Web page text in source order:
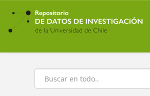
Ir
contenido
principal
Buscar